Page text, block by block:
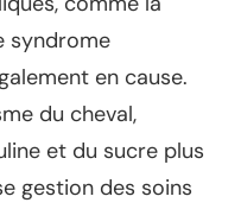
syndrome
en cause.
du cheval,
et du sucre plus
gestion des soins